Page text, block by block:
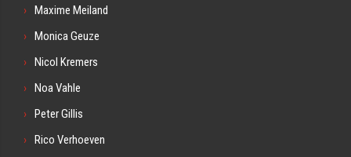
Maxime Meiland
Monica Geuze
Nicol Kremers
Noa Vahle
Peter Gillis
Rico Verhoeven